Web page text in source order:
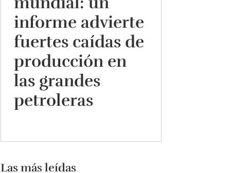
informe advierte
fuertes caídas de
producción en
las grandes
petroleras
Las más leídas